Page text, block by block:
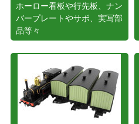
ホーロー看板や行先板、ナン
バープレートやサボ、実写部
品等々